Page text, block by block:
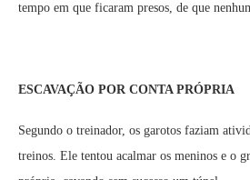
tempo em que ficaram presos, de que
ESCAVAÇÃO POR CONTA PRÓPRIA
Segundo o treinador, os garotos faziam
treinos. Ele tentou acalmar os meninos e o